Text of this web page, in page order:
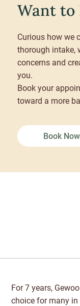
Want to
Curious how we
thorough intake,
concerns and
you.
Book your
toward a more
Book Now
For 7 years,
choice for many in